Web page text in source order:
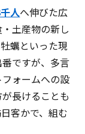
人へ伸びた広
土産物の新し
蠣といった現
ですが、多言
ォームへの設
長けることも
客かで、組む